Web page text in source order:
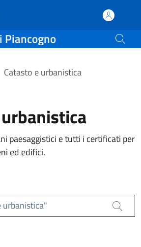
di
in un'altra scheda).
Piancogno
Catasto e urbanistica
paesaggistici e tutti i certificati per
ed edifici.
urbanistica"
Cerca